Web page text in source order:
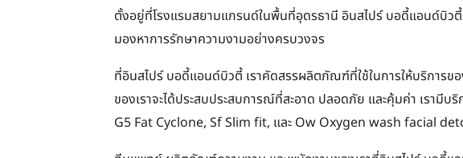
ตั้งอยู่ที่โรงแรมสยามแกรนด์ในพื้นที่อุดรธานี อินสไปร์ บอดี้แอนด์บิว
มองหาการรักษาความงามอย่างครบวงจร
ที่อินสไปร์ บอดี้แอนด์บิวตี้ เราคัดสรรผลิตภัณฑ์ที่ใช้ในการให้บริการข
ของเราจะได้ประสบประสบการณ์ที่สะอาด ปลอดภัย และคุ้มค่า เรามี
G5 Fat Cyclone, Sf Slim fit, และ Ow Oxygen wash facial